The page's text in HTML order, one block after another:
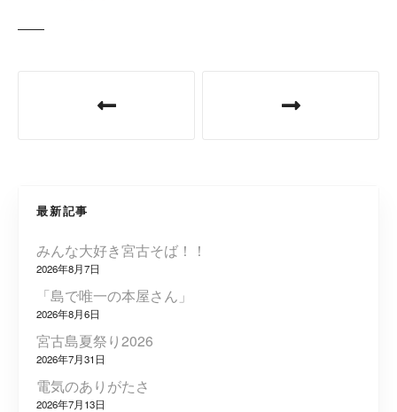
ゲ
ー
シ
ョ
ン
最新記事
みんな大好き宮古そば！！
2026年8月7日
「島で唯一の本屋さん」
2026年8月6日
宮古島夏祭り2026
2026年7月31日
電気のありがたさ
2026年7月13日